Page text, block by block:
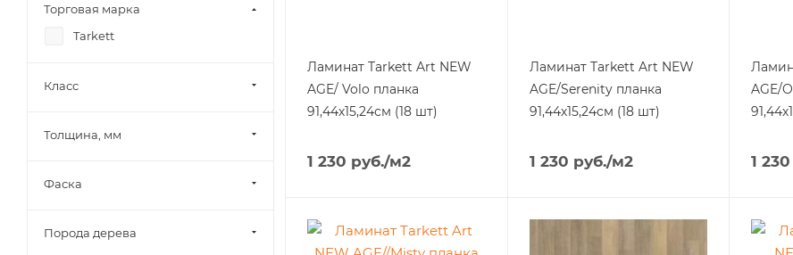
Ламинат Tarkett Art NЕW
AGE/ Volo планка
91,44х15,24см (18 шт)
1 230 руб./м2
Ламинат Tarkett Art NЕW
AGE/Serenity планка
91,44х15,24см (18 шт)
1 230 руб./м2
AGE/
1 230
Торговая марка
Tarkett
Класс
Толщина, мм
Фаска
Порода дерева